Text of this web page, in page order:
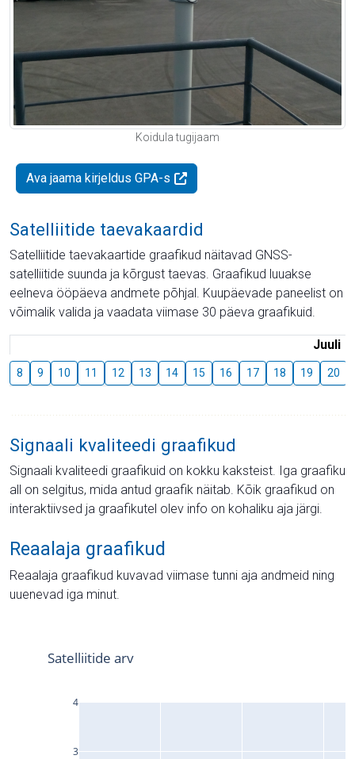
Koidula tugijaam
Ava jaama kirjeldus GPA-s
Satelliitide taevakaardid
Satelliitide taevakaartide graafikud näitavad GNSS-
satelliitide suunda ja kõrgust taevas. Graafikud luuakse
eelneva ööpäeva andmete põhjal. Kuupäevade paneelist on
võimalik valida ja vaadata viimase 30 päeva graafikuid.
Juuli
8 9 10 11 12 13 14 15 16 17 18 19 20
Signaali kvaliteedi graafikud
Signaali kvaliteedi graafikuid on kokku kaksteist. Iga graafiku
all on selgitus, mida antud graafik näitab. Kõik graafikud on
interaktiivsed ja graafikutel olev info on kohaliku aja järgi.
Reaalaja graafikud
Reaalaja graafikud kuvavad viimase tunni aja andmeid ning
uuenevad iga minut.